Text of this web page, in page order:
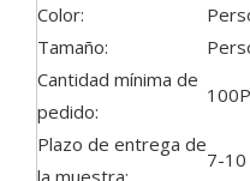
Color:
Tamaño:
Cantidad mínima de
pedido:
Plazo de entrega de
la muestra:
7-10